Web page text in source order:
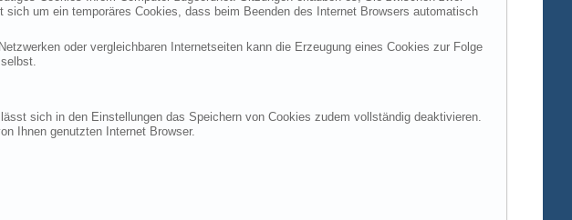
um ein temporäres Cookies, dass beim Beenden des Internet Browsers automatisch
oder vergleichbaren Internetseiten kann die Erzeugung eines Cookies zur Folge
sich in den Einstellungen das Speichern von Cookies zudem vollständig deaktivieren.
Ihnen genutzten Internet Browser.